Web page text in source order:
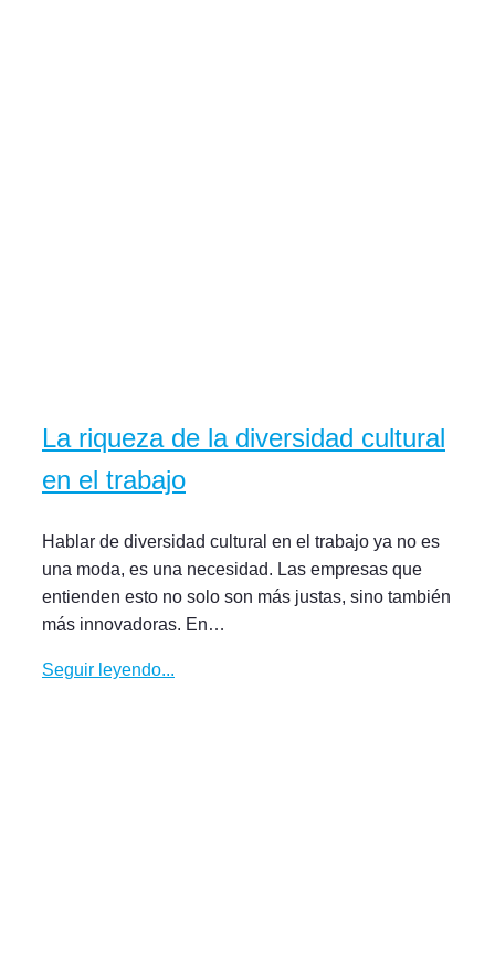
La riqueza de la diversidad cultural
en el trabajo
Hablar de diversidad cultural en el trabajo ya no es
una moda, es una necesidad. Las empresas que
entienden esto no solo son más justas, sino también
más innovadoras. En…
Seguir leyendo...